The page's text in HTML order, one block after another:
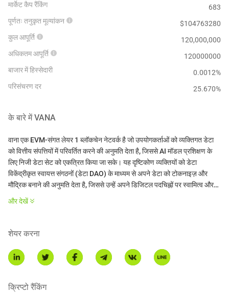
मार्केट कैप रैंकिंग
683
पूर्णतः तनुकृत मूल्यांकन
$104763280
कुल आपूर्ति
120,000,000
अधिकतम आपूर्ति
120000000
बाजार में हिस्सेदारी
0.0012%
परिसंचरण दर
25.670%
के बारे में VANA
वाना एक EVM-संगत लेयर 1 ब्लॉकचेन नेटवर्क है जो उपयोगकर्ताओं को व्यक्तिगत डेटा
को वित्तीय संपत्तियों में परिवर्तित करने की अनुमति देता है, जिससे AI मॉडल प्रशिक्षण के
लिए निजी डेटा सेट को एकत्रित किया जा सके। यह दृष्टिकोण व्यक्तियों को डेटा
विकेंद्रीकृत स्वायत्त संगठनों (डेटा DAO) के माध्यम से अपने डेटा को टोकनाइज़ और
मौद्रिक बनाने की अनुमति देता है, जिससे उन्हें अपने डिजिटल पदचिह्नों पर स्वामित्व और
नियंत्रण प्राप्त होता है।
वाना की मुख्य विशेषताएँ:
डेटा तरलता पूल (DLPs): वाना डेटा तरलता पूल पेश करता है, जहाँ उपयोगकर्ता डेटा का
योगदान कर सकते हैं, जिसे फिर मान्य और टोकनाइज़ किया जाता है। ये पूल डेटा टोकन के
प्रतिनिधित्व करते हैं।
और देखें
शेयर करना
क्रिप्टो रैंकिंग